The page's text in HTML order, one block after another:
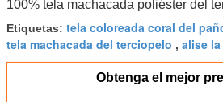
100% tela machacada poliéster del
Etiquetas: tela coloreada coral del
tela machacada del terciopelo , alise
Obtenga el mejor